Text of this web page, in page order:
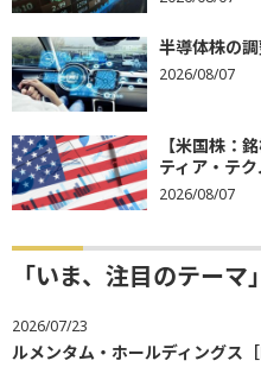
半導体株の
2026/08/07
【米国株：
ティア・テ
2026/08/07
「いま、注目のテー
2026/07/23
ルメンタム・ホールディングス